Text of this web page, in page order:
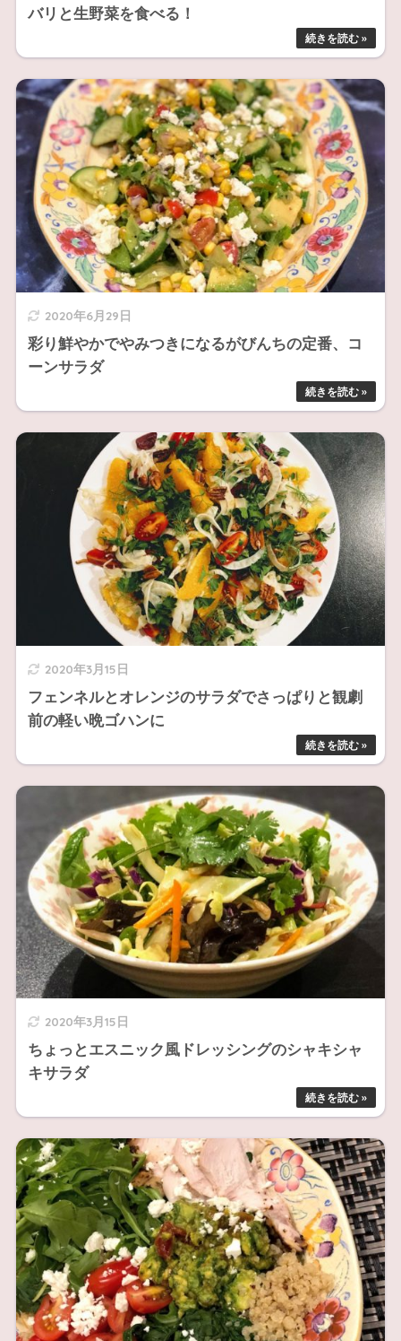
バリと生野菜を食べる！
2020年6月29日
彩り鮮やかでやみつきになるがびんちの定番、コ
ーンサラダ
2020年3月15日
フェンネルとオレンジのサラダでさっぱりと観劇
前の軽い晩ゴハンに
2020年3月15日
ちょっとエスニック風ドレッシングのシャキシャ
キサラダ